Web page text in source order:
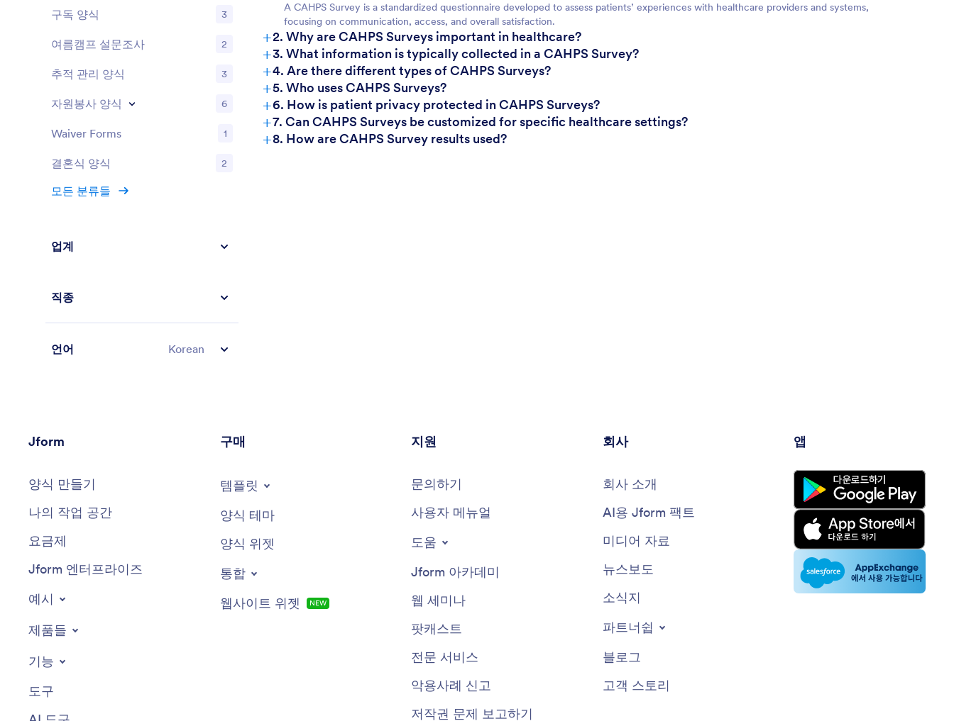
A CAHPS Survey is a standardized questionnaire developed to assess patients’ experiences with healthcare providers and systems,
focusing on communication, access, and overall satisfaction.
+2. Why are CAHPS Surveys important in healthcare?
+3. What information is typically collected in a CAHPS Survey?
+4. Are there different types of CAHPS Surveys?
+5. Who uses CAHPS Surveys?
+6. How is patient privacy protected in CAHPS Surveys?
+7. Can CAHPS Surveys be customized for specific healthcare settings?
+8. How are CAHPS Survey results used?
구독 양식 3
여름캠프 설문조사 2
추적 관리 양식 3
자원봉사 양식 6
Waiver Forms 1
결혼식 양식 2
모든 분류들
업계
직종
언어 Korean
Jform
양식 만들기
나의 작업 공간
요금제
Jform 엔터프라이즈
예시
제품들
기능
도구
구매
템플릿
양식 테마
양식 위젯
통합
웹사이트 위젯
NEW
지원
문의하기
사용자 메뉴얼
도움
Jform 아카데미
웹 세미나
팟캐스트
전문 서비스
악용사례 신고
저작권 문제 보고하기
회사
회사 소개
AI용 Jform 팩트
미디어 자료
뉴스보도
소식지
파트너쉽
블로그
고객 스토리
앱